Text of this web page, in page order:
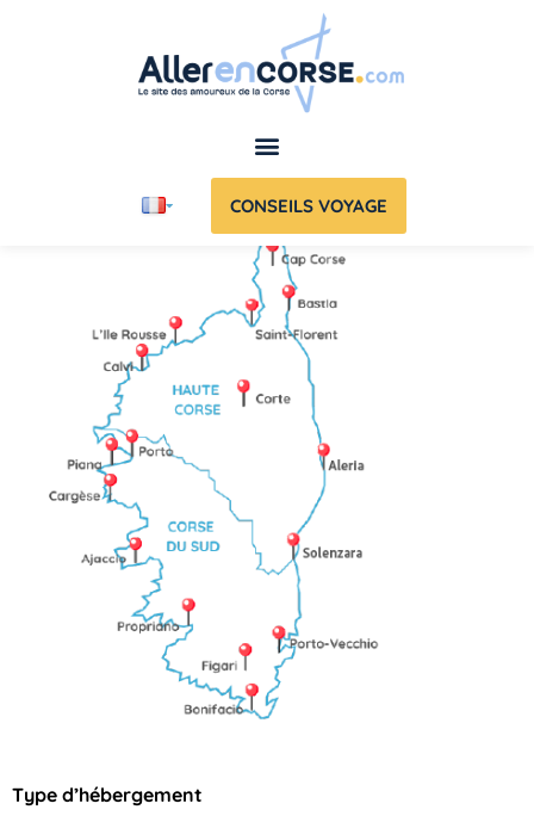
CONSEILS VOYAGE
Type d’hébergement